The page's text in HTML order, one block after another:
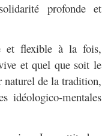
profonde et
et flexible à la fois,
et quel que soit le
naturel de la tradition,
idéologico-mentales